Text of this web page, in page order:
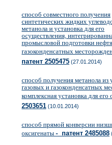
способ совместного получения
синтетических жидких
метанола и установка для его
осуществления,
промысловой подготовки
газоконденсатных
патент 2505475 (27.01.2014)
способ получения метанола из
газовых и газоконденсатных
комплексная установка для его
2503651 (10.01.2014)
способ прямой конверсии
оксигенаты - патент 2485088